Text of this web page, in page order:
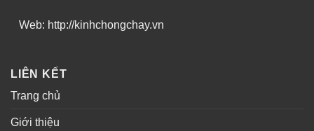
Web: http://kinhchongchay.vn
LIÊN KẾT
Trang chủ
Giới thiệu